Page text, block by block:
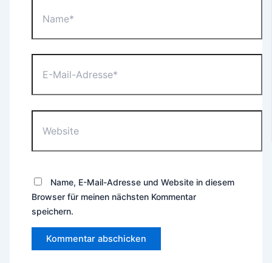
Mail-
Name, E-Mail-Adresse und Website in diesem
Browser für meinen nächsten Kommentar
speichern.